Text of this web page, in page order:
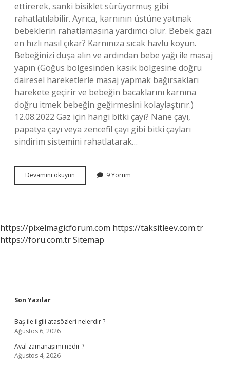
ettirerek, sanki bisiklet sürüyormuş gibi
rahatlatılabilir. Ayrıca, karnının üstüne yatmak
bebeklerin rahatlamasına yardımcı olur. Bebek gazı
en hızlı nasıl çıkar? Karnınıza sıcak havlu koyun.
Bebeğinizi duşa alın ve ardından bebe yağı ile masaj
yapın (Göğüs bölgesinden kasık bölgesine doğru
dairesel hareketlerle masaj yapmak bağırsakları
harekete geçirir ve bebeğin bacaklarını karnına
doğru itmek bebeğin geğirmesini kolaylaştırır.)
12.08.2022 Gaz için hangi bitki çayı? Nane çayı,
papatya çayı veya zencefil çayı gibi bitki çayları
sindirim sistemini rahatlatarak…
Devamını okuyun
Gazına
9 Yorum
https://pixelmagicforum.com https://taksitleev.com.tr
https://foru.com.trSitemap
Sidebar
Son Yazılar
Baş ile ilgili atasözleri nelerdir ?
Ağustos 6, 2026
Aval zamanaşımı nedir ?
Ağustos 4, 2026